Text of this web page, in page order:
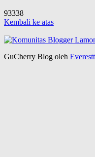
93338
Kembali ke atas
GuCherry Blog oleh